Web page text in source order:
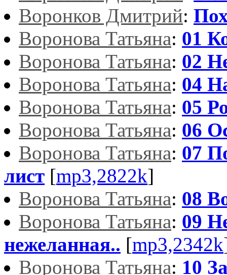
Воронков Дмитрий:
Воронова Татьяна: 01
Воронова Татьяна: 02
Воронова Татьяна: 04
Воронова Татьяна: 05
Воронова Татьяна: 06
Воронова Татьяна: 07
лист [mp3,2822k]
Воронова Татьяна: 08
Воронова Татьяна: 09
нежеланная.. [mp3,2342k
Воронова Татьяна: 10